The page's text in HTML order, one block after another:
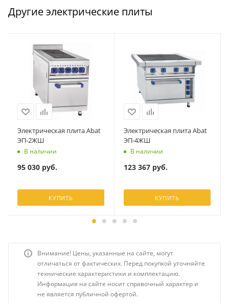
Другие электрические плиты
Электрическая плита Abat
ЭП-2ЖШ
В наличии
95 030руб.
КУПИТЬ
Электрическая плита Abat
ЭП-4ЖШ
В наличии
123 367руб.
КУПИТЬ
Внимание! Цены, указанные на сайте, могут
отличаться от фактических. Перед покупкой уточняйте
технические характеристики и комплектацию.
Информация на сайте носит справочный характер и
не является публичной офертой.